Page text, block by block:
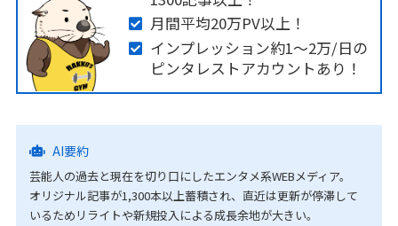
月間平均20万PV以上！
インプレッション約1〜2万/日の
ピンタレストアカウントあり！
AI要約
芸能人の過去と現在を切り口にしたエンタメ系WEBメディア。
オリジナル記事が1,300本以上蓄積され、直近は更新が停滞して
いるためリライトや新規投入による成長余地が大きい。